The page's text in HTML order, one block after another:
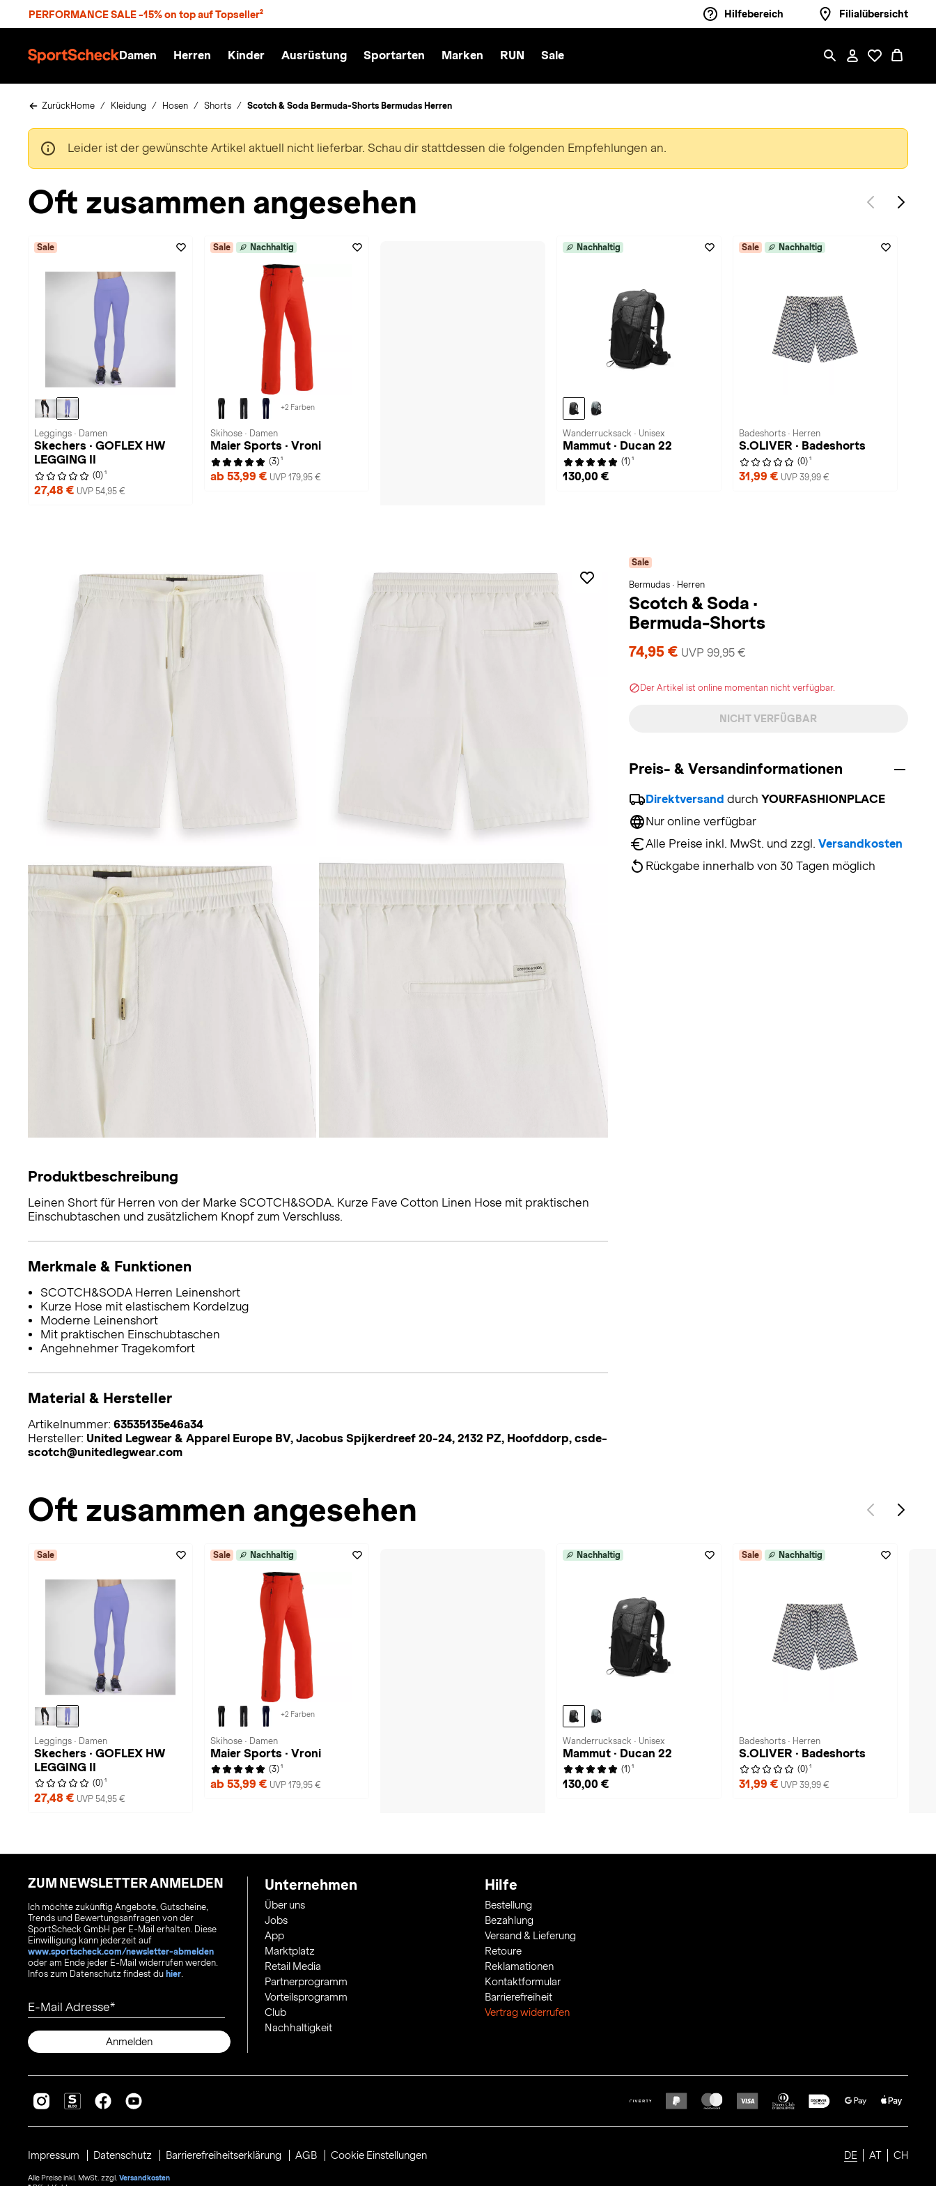
PERFORMANCE SALE -15% on top auf Topseller² Hilfebereich Filialübersicht
S
e
Damen Herren Kinder Ausrüstung Sportarten Marken RUN Sale
ZurückHome Kleidung Hosen Shorts Scotch & Soda Bermuda-Shorts Bermudas Herren
Leider ist der gewünschte Artikel aktuell nicht lieferbar. Schau dir stattdessen die folgenden Empfehlungen an.
Oft zusammen angesehen
Sale
Leggings · Damen
Skechers · GOFLEX HW
LEGGING II
(0) 1
27,48 € UVP 54,95 €
Sale Nachhaltig
+2 Farben
Skihose · Damen
Maier Sports · Vroni
(3) 1
ab 53,99 € UVP 179,95 €
Nachhaltig
Wanderrucksack · Unisex
Mammut · Ducan 22
(1) 1
130,00 €
Sale Nachhaltig
Badeshorts · Herren
S.OLIVER · Badeshorts
(0) 1
31,99 € UVP 39,99 €
Sale
Bermudas · Herren
Scotch & Soda ·
Bermuda-Shorts
74,95 € UVP 99,95 €
Der Artikel ist online momentan nicht verfügbar.
NICHT VERFÜGBAR
Preis- & Versandinformationen
Direktversand durch YOURFASHIONPLACE
Nur online verfügbar
Alle Preise inkl. MwSt. und zzgl. Versandkosten
Rückgabe innerhalb von 30 Tagen möglich
Produktbeschreibung
Leinen Short für Herren von der Marke SCOTCH&SODA. Kurze Fave Cotton Linen Hose mit praktischen
Einschubtaschen und zusätzlichem Knopf zum Verschluss.
Merkmale & Funktionen
SCOTCH&SODA Herren Leinenshort
Kurze Hose mit elastischem Kordelzug
Moderne Leinenshort
Mit praktischen Einschubtaschen
Angehnehmer Tragekomfort
Material & Hersteller
Artikelnummer: 63535135e46a34
Hersteller: United Legwear & Apparel Europe BV, Jacobus Spijkerdreef 20-24, 2132 PZ, Hoofddorp, csde-
scotch@unitedlegwear.com
Oft zusammen angesehen
Sale
Leggings · Damen
Skechers · GOFLEX HW
LEGGING II
(0) 1
27,48 € UVP 54,95 €
Sale Nachhaltig
+2 Farben
Skihose · Damen
Maier Sports · Vroni
(3) 1
ab 53,99 € UVP 179,95 €
Nachhaltig
Wanderrucksack · Unisex
Mammut · Ducan 22
(1) 1
130,00 €
Sale Nachhaltig
Badeshorts · Herren
S.OLIVER · Badeshorts
(0) 1
31,99 € UVP 39,99 €
ZUM NEWSLETTER ANMELDEN
Ich möchte zukünftig Angebote, Gutscheine,
Trends und Bewertungsanfragen von der
SportScheck GmbH per E-Mail erhalten. Diese
Einwilligung kann jederzeit auf
www.sportscheck.com/newsletter-abmelden
oder am Ende jeder E-Mail widerrufen werden.
Infos zum Datenschutz findest du hier
E-Mail Adresse
Anmelden
Unternehmen
Über uns
Jobs
App
Marktplatz
Retail Media
Partnerprogramm
Vorteilsprogramm
Club
Nachhaltigkeit
Hilfe
Bestellung
Bezahlung
Versand & Lieferung
Retoure
Reklamationen
Kontaktformular
Barrierefreiheit
Vertrag widerrufen
DE AT CH
Impressum Datenschutz Barrierefreiheitserklärung AGB Cookie Einstellungen
Alle Preise inkl. MwSt. zzgl. Versandkosten